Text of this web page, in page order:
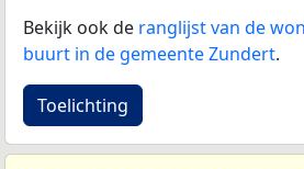
Bekijk ook de ranglijst van de
buurt in de gemeente Zundert.
Toelichting